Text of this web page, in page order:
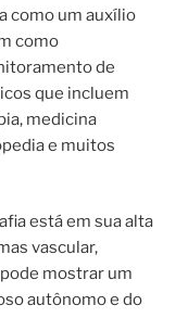
como um auxílio
como
de
que incluem
medicina
e muitos
está em sua alta
vascular,
mostrar um
autônomo e do